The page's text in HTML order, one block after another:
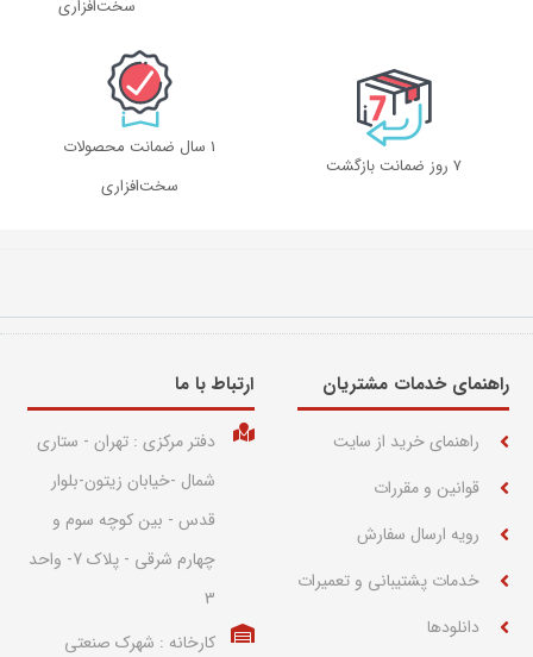
سخت‌افزاری
۷ روز ضمانت بازگشت
1 سال ضمانت محصولات
سخت‌افزاری
راهنمای خدمات مشتریان
راهنمای خرید از سایت
قوانین و مقررات
رویه ارسال سفارش
خدمات پشتیبانی و تعمیرات
دانلودها
ارتباط با ما​
دفتر مرکزی : تهران - ستاری
شمال -خیابان زیتون-بلوار
قدس - بین کوچه سوم و
چهارم شرقی - پلاک 7- واحد
3
کارخانه : شهرک صنعتی